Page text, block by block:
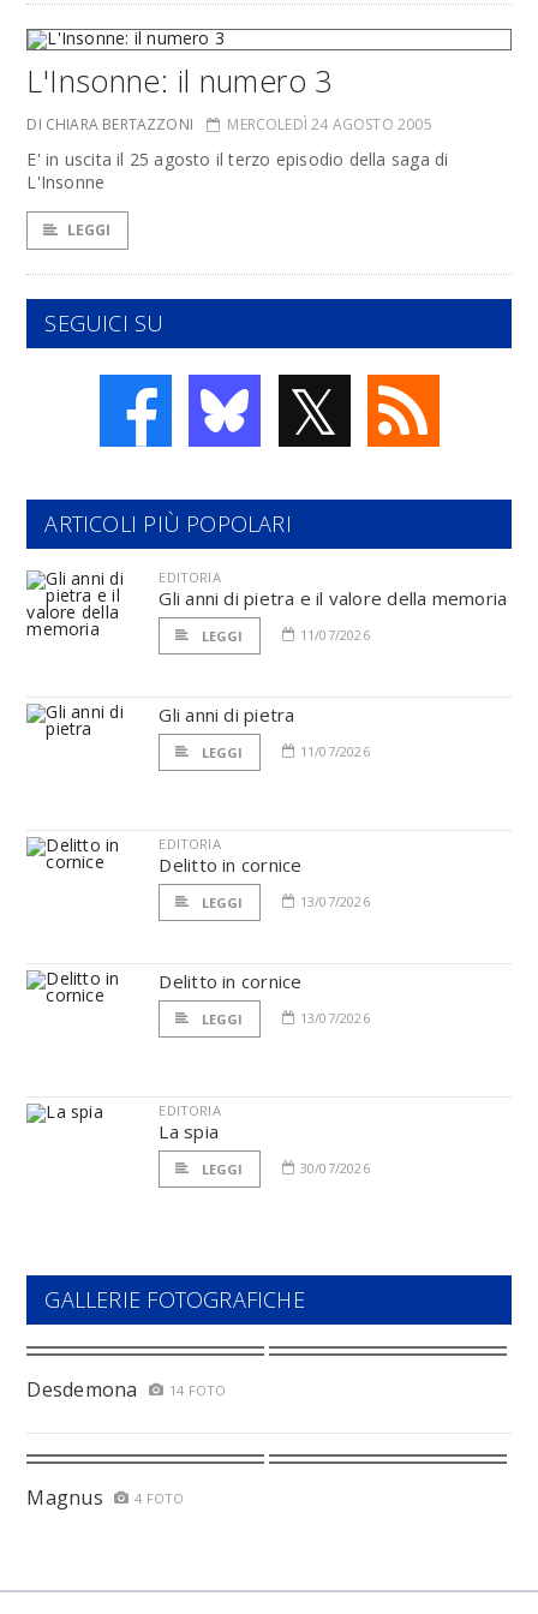
L'Insonne: il numero 3
DI CHIARA BERTAZZONI MERCOLEDÌ 24 AGOSTO 2005
E' in uscita il 25 agosto il terzo episodio della saga di
L'Insonne
LEGGI
SEGUICI SU
𝕏
ARTICOLI PIÙ POPOLARI
EDITORIA
Gli anni di pietra e il valore della memoria
LEGGI 11/07/2026
Gli anni di pietra
LEGGI 11/07/2026
EDITORIA
Delitto in cornice
LEGGI 13/07/2026
Delitto in cornice
LEGGI 13/07/2026
EDITORIA
La spia
LEGGI 30/07/2026
GALLERIE FOTOGRAFICHE
Desdemona 14 FOTO
Magnus 4 FOTO